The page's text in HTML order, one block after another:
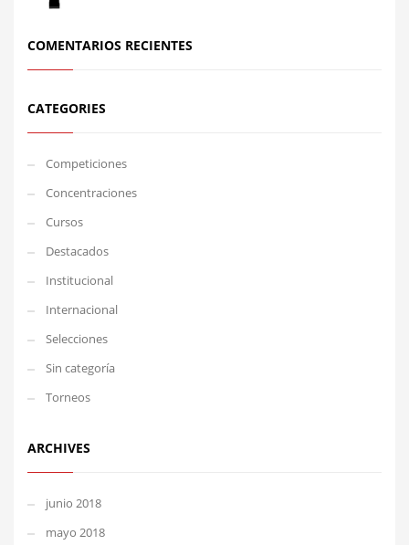
COMENTARIOS RECIENTES
CATEGORIES
Competiciones
Concentraciones
Cursos
Destacados
Institucional
Internacional
Selecciones
Sin categoría
Torneos
ARCHIVES
junio 2018
mayo 2018